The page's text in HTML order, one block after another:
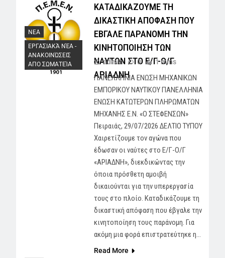
NEA
ΕΡΓΑΣΙΑΚΆ ΝΈΑ -
AΝΑΚΟΙΝΏΣΕΙΣ
ΑΠΟ ΣΩΜΑΤΕΊΑ
ΚΑΤΑΔΙΚΑΖΟΥΜΕ ΤΗ
ΔΙΚΑΣΤΙΚΗ ΑΠΟΦΑΣΗ ΠΟΥ
ΕΒΓΑΛΕ ΠΑΡΑΝΟΜΗ ΤΗΝ
ΚΙΝΗΤΟΠΟΙΗΣΗ ΤΩΝ
ΝΑΥΤΩΝ ΣΤΟ Ε/Γ-Ο/Γ
ΑΡΙΑΔΝΗ
admin 0 1 mins
ΠΑΝΕΛΛΗΝΙΑ ΕΝΩΣΗ ΜΗΧΑΝΙΚΩΝ
ΕΜΠΟΡΙΚΟΥ ΝΑΥΤΙΚΟΥ ΠΑΝΕΛΛΗΝΙΑ
ΕΝΩΣΗ ΚΑΤΩΤΕΡΩΝ ΠΛΗΡΩΜΑΤΩΝ
ΜΗΧΑΝΗΣ Ε.Ν. «Ο ΣΤΕΦΕΝΣΩΝ»
Πειραιάς, 29/07/2026 ΔΕΛΤΙΟ ΤΥΠΟΥ
Χαιρετίζουμε τον αγώνα που
έδωσαν οι ναύτες στο Ε/Γ-Ο/Γ
«ΑΡΙΑΔΝΗ», διεκδικώντας την
όποια πρόσθετη αμοιβή
δικαιούνται για την υπερεργασία
τους στο πλοίο. Καταδικάζουμε τη
δικαστική απόφαση που έβγαλε την
κινητοποίηση τους παράνομη. Για
ακόμη μια φορά επιστρατεύτηκε η…
Read More